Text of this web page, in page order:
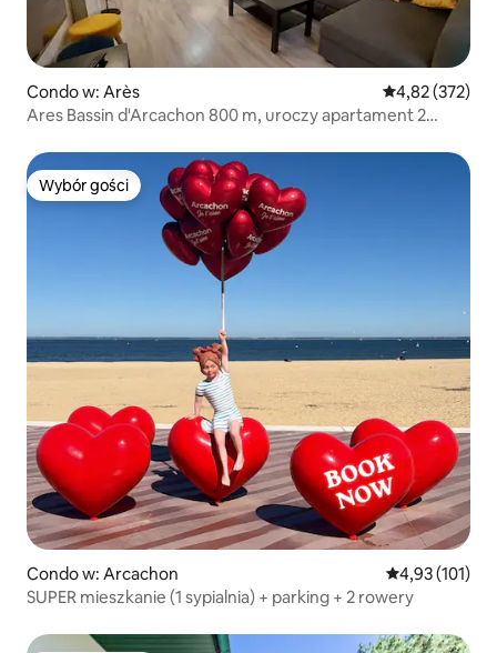
Condo w: Arès Średnia
4,82 (372)
Ares Bassin d'Arcachon 800 m, uroczy apartament 2
Wybór gości
Wybór gości
Condo w: Arcachon Średnia
4,93 (101)
SUPER mieszkanie (1 sypialnia) + parking + 2 rowery